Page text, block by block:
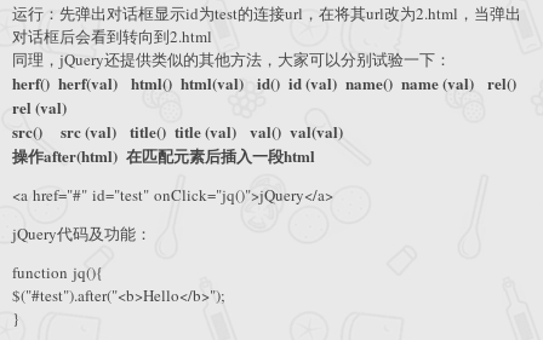
运行：先弹出对话框显示id为test的连接url，在将其url改为2.html，当弹出
对话框后会看到转向到2.html
同理，jQuery还提供类似的其他方法，大家可以分别试验一下：
herf() herf(val) html() html(val) id() id (val) name() name (val) rel()
rel (val)
src() src (val) title() title (val) val() val(val)
操作after(html) 在匹配元素后插入一段html
<a href="#" id="test" onClick="jq()">jQuery</a>
jQuery代码及功能：
function jq(){
$("#test").after("<b>Hello</b>");
}